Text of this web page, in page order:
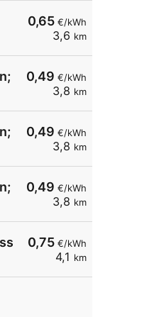
0,65€/kWh
3,6 km
0,49 €/kWh
3,8 km
GH Pichler
0,49 €/kWh
3,8 km
GH Pichler
0,49 €/kWh
3,8 km
GH Pichler
0,75€/kWh
4,1 km